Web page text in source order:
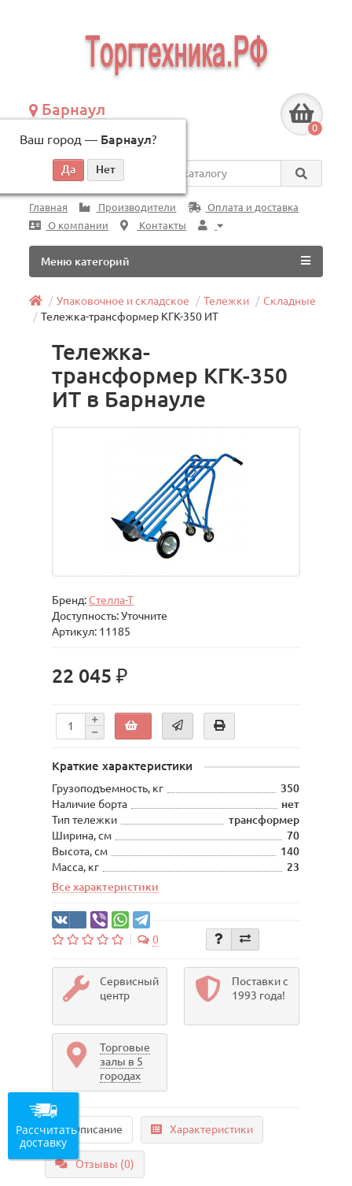
Барнаул
Ваш город — Барнаул?
по будням, с 09:00 до 18:00
0
Везде
Главная Производители
Оплата и доставка
О компании
Контакты
Меню категорий
Упаковочное и складское Тележки
Складные
Тележка-трансформер КГК-350 ИТ
Тележка-
трансформер КГК-350
ИТ в Барнауле
Бренд: Стелла-Т
Доступность: Уточните
Артикул: 11185
22 045 ₽
Краткие характеристики
Грузоподъемность, кг
350
Наличие борта
нет
Тип тележки
трансформер
Ширина, см
70
Высота, см
140
Масса, кг
23
Все характеристики
0
Сервисный
центр
Поставки с
1993 года!
Торговые
залы в 5
городах
Описание Характеристики
Отзывы (0)
Рассчитать
доставку